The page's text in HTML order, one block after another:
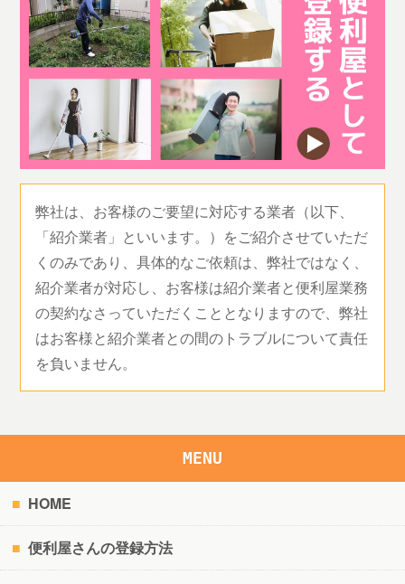
弊社は、お客様のご要望に対応する業者（以下、
「紹介業者」といいます。）をご紹介させていただ
くのみであり、具体的なご依頼は、弊社ではなく、
紹介業者が対応し、お客様は紹介業者と便利屋業務
の契約なさっていただくこととなりますので、弊社
はお客様と紹介業者との間のトラブルについて責任
を負いません。
MENU
HOME
便利屋さんの登録方法